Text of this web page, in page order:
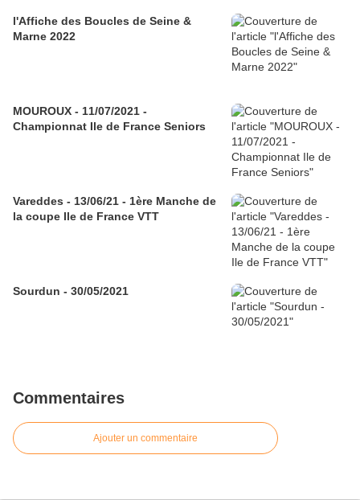
l'Affiche des Boucles de Seine &
Marne 2022
MOUROUX - 11/07/2021 -
Championnat Ile de France Seniors
Vareddes - 13/06/21 - 1ère Manche de
la coupe Ile de France VTT
Sourdun - 30/05/2021
Commentaires
Ajouter un commentaire